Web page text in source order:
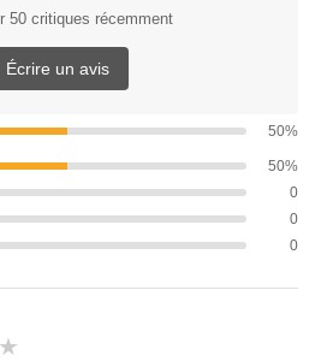
50 critiques récemment
Écrire un avis
50%
50%
0
0
0